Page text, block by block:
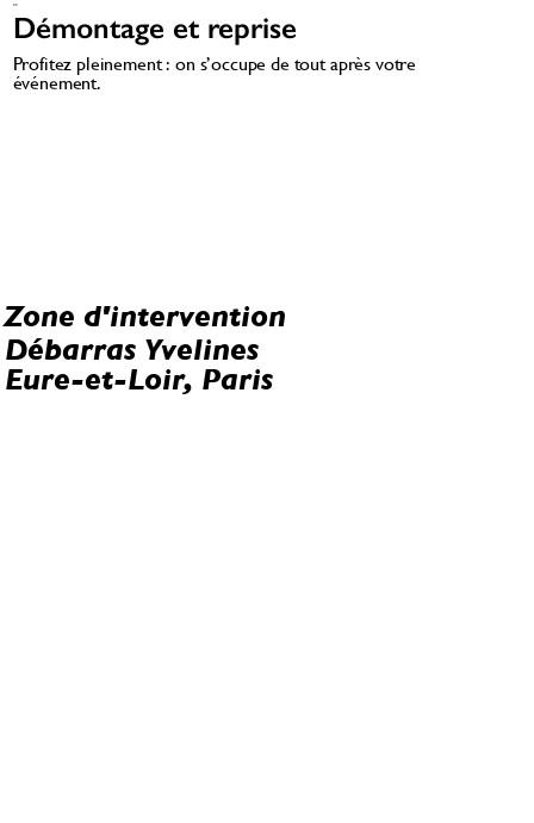
04
Démontage et reprise
Profitez pleinement : on s’occupe de tout après votre
événement.
Zone d'intervention
Débarras Yvelines
Eure-et-Loir, Paris